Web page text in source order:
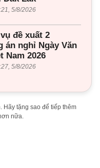
5/8/2026
đề xuất 2
án nghỉ Ngày Văn
Nam 2026
5/8/2026
Hãy tặng sao để tiếp thêm
nữa.